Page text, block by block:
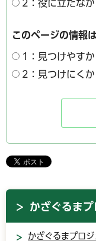
2：役に立たなか
このページの情報
1：見つけやす
2：見つけにくか
かざぐるまプ
かざぐるまプロ